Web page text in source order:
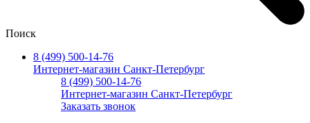
Поиск
8 (499) 500-14-76
Интернет-магазин Санкт-Петербург
8 (499) 500-14-76
Интернет-магазин Санкт-Петербург
Заказать звонок